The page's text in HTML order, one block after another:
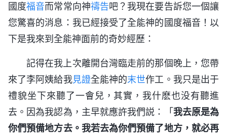
國度福音而常常向神禱告吧？我現在要告訴您一個讓
您驚喜的消息：我已經接受了全能神的國度福音！以
下是我來到全能神面前的奇妙經歷：
記得在我上次離開台灣臨走前的那個晚上，您帶
來了李阿姨給我見證全能神的末世作工。我只是出于
禮貌坐下來聽了一會兒，其實，我什麽也没有聽進
去。因為我認為，主早就應許我們説：「我去原是為
你們預備地方去。我若去為你們預備了地方，就必再